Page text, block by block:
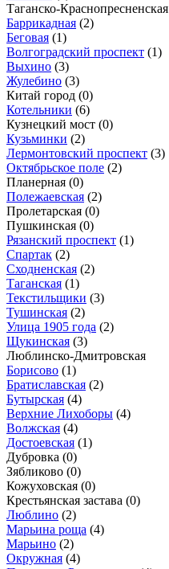
Таганско-Краснопресненская
Баррикадная (2)
Беговая (1)
Волгоградский проспект (1)
Выхино (3)
Жулебино (3)
Китай город (0)
Котельники (6)
Кузнецкий мост (0)
Кузьминки (2)
Лермонтовский проспект (3)
Октябрьское поле (2)
Планерная (0)
Полежаевская (2)
Пролетарская (0)
Пушкинская (0)
Рязанский проспект (1)
Спартак (2)
Сходненская (2)
Таганская (1)
Текстильщики (3)
Тушинская (2)
Улица 1905 года (2)
Щукинская (3)
Люблинско-Дмитровская
Борисово (1)
Братиславская (2)
Бутырская (4)
Верхние Лихоборы (4)
Волжская (4)
Достоевская (1)
Дубровка (0)
Зябликово (0)
Кожуховская (0)
Крестьянская застава (0)
Люблино (2)
Марьина роща (4)
Марьино (2)
Окружная (4)